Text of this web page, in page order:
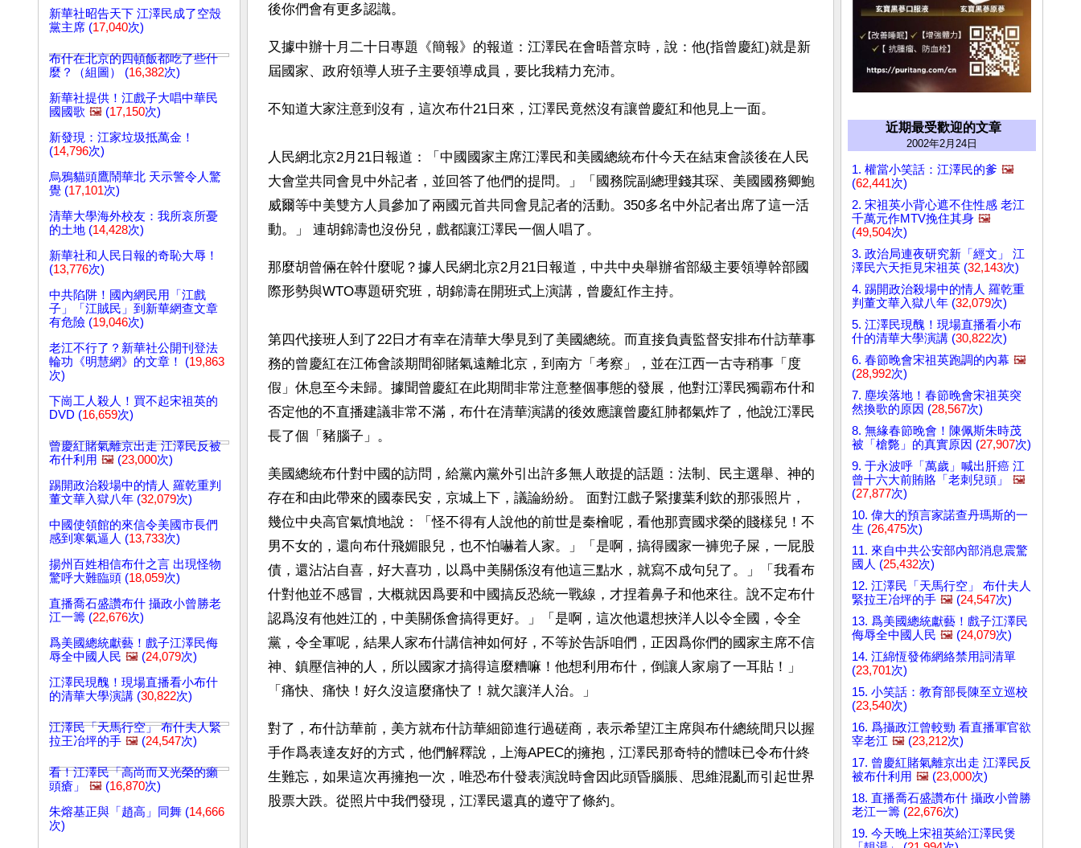
新華社昭告天下 江澤民成了空殼
黨主席 (17,040次)
布什在北京的四頓飯都吃了些什
麼？（組圖） (16,382次)
新華社提供！江戲子大唱中華民
國國歌 🖼️ (17,150次)
新發現：江家垃圾抵萬金！
(14,796次)
烏鴉貓頭鷹鬧華北 天示警令人驚
覺 (17,101次)
清華大學海外校友：我所哀所憂
的土地 (14,428次)
新華社和人民日報的奇恥大辱！
(13,776次)
中共陷阱！國內網民用「江戲
子」「江賊民」到新華網查文章
有危險 (19,046次)
老江不行了？新華社公開刊登法
輪功《明慧網》的文章！ (19,863
次)
下崗工人殺人！買不起宋祖英的
DVD (16,659次)
曾慶紅賭氣離京出走 江澤民反被
布什利用 🖼️ (23,000次)
踢開政治殺場中的情人 羅乾重判
董文華入獄八年 (32,079次)
中國使領館的來信令美國市長們
感到寒氣逼人 (13,733次)
揚州百姓相信布什之言 出現怪物
驚呼大難臨頭 (18,059次)
直播喬石盛讚布什 攝政小曾勝老
江一籌 (22,676次)
爲美國總統獻藝！戲子江澤民侮
辱全中國人民 🖼️ (24,079次)
江澤民現醜！現場直播看小布什
的清華大學演講 (30,822次)
江澤民「天馬行空」 布什夫人緊
拉王冶坪的手 🖼️ (24,547次)
看！江澤民「高尚而又光榮的癩
頭瘡」
🖼️ (16,870次)
朱熔基正與「趙高」同舞 (14,666
次)
後你們會有更多認識。
又據中辦十月二十日專題《簡報》的報道：江澤民在會晤普京時，說：他(指曾慶紅)就是新
屆國家、政府領導人班子主要領導成員，要比我精力充沛。
不知道大家注意到沒有，這次布什21日來，江澤民竟然沒有讓曾慶紅和他見上一面。
人民網北京2月21日報道：「中國國家主席江澤民和美國總統布什今天在結束會談後在人民
大會堂共同會見中外記者，並回答了他們的提問。」「國務院副總理錢其琛、美國國務卿鮑
威爾等中美雙方人員參加了兩國元首共同會見記者的活動。350多名中外記者出席了這一活
動。」 連胡錦濤也沒份兒，戲都讓江澤民一個人唱了。
那麼胡曾倆在幹什麼呢？據人民網北京2月21日報道，中共中央舉辦省部級主要領導幹部國
際形勢與WTO專題研究班，胡錦濤在開班式上演講，曾慶紅作主持。
第四代接班人到了22日才有幸在清華大學見到了美國總統。而直接負責監督安排布什訪華事
務的曾慶紅在江佈會談期間卻賭氣遠離北京，到南方「考察」，並在江西一古寺稍事「度
假」休息至今未歸。據聞曾慶紅在此期間非常注意整個事態的發展，他對江澤民獨霸布什和
否定他的不直播建議非常不滿，布什在清華演講的後效應讓曾慶紅肺都氣炸了，他說江澤民
長了個「豬腦子」。
美國總統布什對中國的訪問，給黨內黨外引出許多無人敢提的話題：法制、民主選舉、神的
存在和由此帶來的國泰民安，京城上下，議論紛紛。 面對江戲子緊摟葉利欽的那張照片，
幾位中央高官氣憤地說：「怪不得有人說他的前世是秦檜呢，看他那賣國求榮的賤樣兒！不
男不女的，還向布什飛媚眼兒，也不怕嚇着人家。」「是啊，搞得國家一褲兜子屎，一屁股
債，還沾沾自喜，好大喜功，以爲中美關係沒有他這三點水，就寫不成句兒了。」「我看布
什對他並不感冒，大概就因爲要和中國搞反恐統一戰線，才捏着鼻子和他來往。說不定布什
認爲沒有他姓江的，中美關係會搞得更好。」「是啊，這次他還想挾洋人以令全國，令全
黨，令全軍呢，結果人家布什講信神如何好，不等於告訴咱們，正因爲你們的國家主席不信
神、鎮壓信神的人，所以國家才搞得這麼糟嘛！他想利用布什，倒讓人家扇了一耳貼！」
「痛快、痛快！好久沒這麼痛快了！就欠讓洋人治。」
對了，布什訪華前，美方就布什訪華細節進行過磋商，表示希望江主席與布什總統間只以握
手作爲表達友好的方式，他們解釋說，上海APEC的擁抱，江澤民那奇特的體味已令布什終
生難忘，如果這次再擁抱一次，唯恐布什發表演說時會因此頭昏腦脹、思維混亂而引起世界
股票大跌。從照片中我們發現，江澤民還真的遵守了條約。
近期最受歡迎的文章
2002年2月24日
1. 權當小笑話：江澤民的爹 🖼️
(62,441次)
2. 宋祖英小背心遮不住性感 老江
千萬元作MTV挽住其身 🖼️
(49,504次)
3. 政治局連夜研究新「經文」 江
澤民六天拒見宋祖英 (32,143次)
4. 踢開政治殺場中的情人 羅乾重
判董文華入獄八年 (32,079次)
5. 江澤民現醜！現場直播看小布
什的清華大學演講 (30,822次)
6. 春節晚會宋祖英跑調的內幕 🖼️
(28,992次)
7. 塵埃落地！春節晚會宋祖英突
然換歌的原因 (28,567次)
8. 無緣春節晚會！陳佩斯朱時茂
被「槍斃」的真實原因 (27,907次)
9. 于永波呼「萬歲」喊出肝癌 江
曾十六大前賄賂「老刺兒頭」
🖼️
(27,877次)
10. 偉大的預言家諾查丹瑪斯的一
生 (26,475次)
11. 來自中共公安部內部消息震驚
國人 (25,432次)
12. 江澤民「天馬行空」 布什夫人
緊拉王冶坪的手 🖼️ (24,547次)
13. 爲美國總統獻藝！戲子江澤民
侮辱全中國人民 🖼️ (24,079次)
14. 江綿恆發佈網絡禁用詞清單
(23,701次)
15. 小笑話：教育部長陳至立巡校
(23,540次)
16. 爲攝政江曾較勁 看直播軍官欲
宰老江 🖼️ (23,212次)
17. 曾慶紅賭氣離京出走 江澤民反
被布什利用 🖼️ (23,000次)
18. 直播喬石盛讚布什 攝政小曾勝
老江一籌 (22,676次)
19. 今天晚上宋祖英給江澤民煲